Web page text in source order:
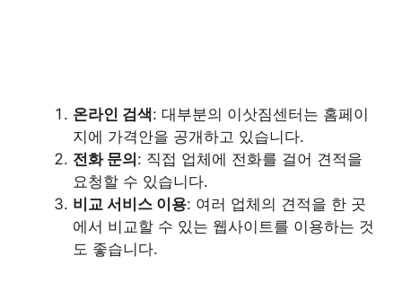
온라인 검색: 대부분의 이삿짐센터는 홈페이
지에 가격안을 공개하고 있습니다.
전화 문의 : 직접 업체에 전화를 걸어 견적을
요청할 수 있습니다.
비교 서비스 이용: 여러 업체의 견적을 한 곳
에서 비교할 수 있는 웹사이트를 이용하는 것
도 좋습니다.